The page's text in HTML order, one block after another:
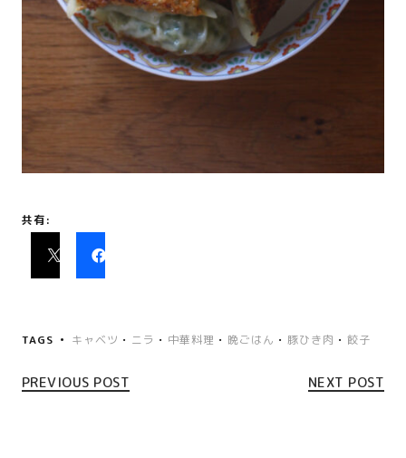
共有:
TAGS キャベツ • ニラ • 中華料理 • 晩ごはん • 豚ひき肉 • 餃子
PREVIOUS POST NEXT POST